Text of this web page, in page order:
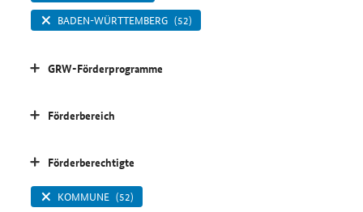
BADEN-WÜRTTEMBERG (52)
GRW-Förderprogramme
Förderbereich
Förderberechtigte
KOMMUNE (52)